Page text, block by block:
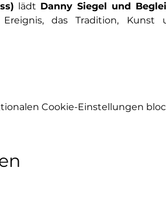
lädt Danny Siegel und
das Tradition, Kunst
Cookie-Einstellungen